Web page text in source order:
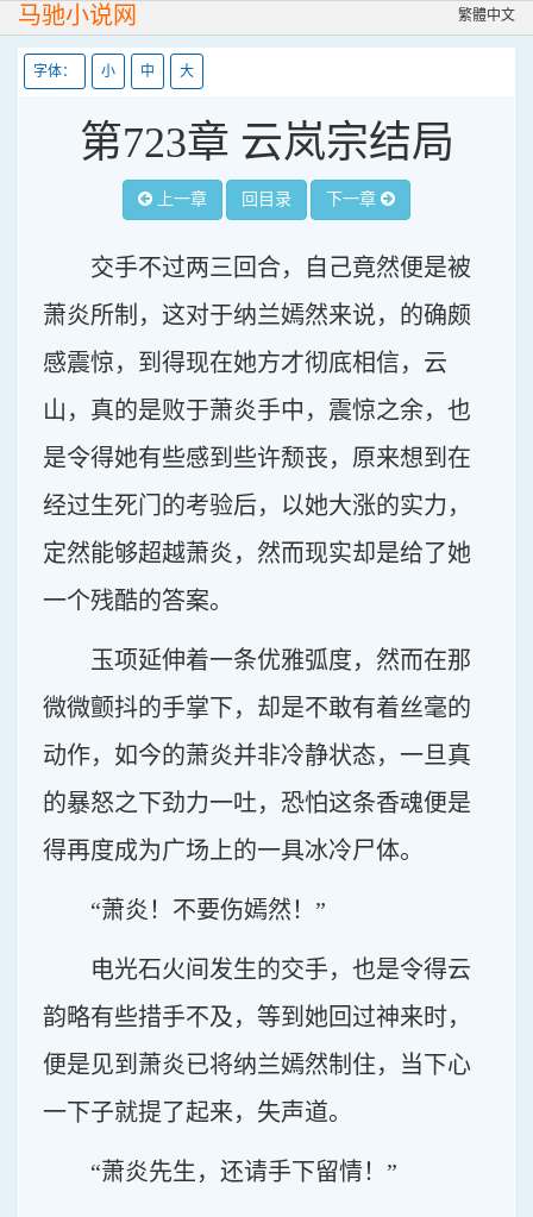
马驰小说网 繁體中文
字体： 小 中 大
第723章 云岚宗结局
上一章 回目录 下一章
交手不过两三回合，自己竟然便是被
萧炎所制，这对于纳兰嫣然来说，的确颇
感震惊，到得现在她方才彻底相信，云
山，真的是败于萧炎手中，震惊之余，也
是令得她有些感到些许颓丧，原来想到在
经过生死门的考验后，以她大涨的实力，
定然能够超越萧炎，然而现实却是给了她
一个残酷的答案。
玉项延伸着一条优雅弧度，然而在那
微微颤抖的手掌下，却是不敢有着丝毫的
动作，如今的萧炎并非冷静状态，一旦真
的暴怒之下劲力一吐，恐怕这条香魂便是
得再度成为广场上的一具冰冷尸体。
“萧炎！不要伤嫣然！”
电光石火间发生的交手，也是令得云
韵略有些措手不及，等到她回过神来时，
便是见到萧炎已将纳兰嫣然制住，当下心
一下子就提了起来，失声道。
“萧炎先生，还请手下留情！”